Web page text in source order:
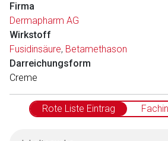
Firma
Dermapharm AG
Wirkstoff
Fusidinsäure, Betamethason
Darreichungsform
Creme
Rote Liste Eintrag